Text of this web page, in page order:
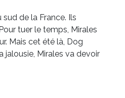
de la France. Ils
tuer le temps, Mirales
Mais cet été là, Dog
jalousie, Mirales va devoir